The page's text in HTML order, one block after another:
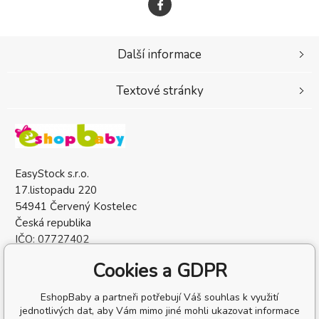
EasyStock s.r.o.
17.listopadu 220
54941 Červený Kostelec
Česká republika
IČO: 07727402
Další informace
Textové stránky
Cookies a GDPR
EshopBaby a partneři potřebují Váš souhlas k využití
jednotlivých dat, aby Vám mimo jiné mohli ukazovat informace